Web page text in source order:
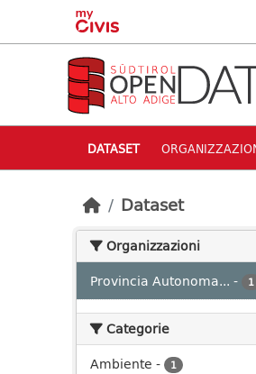
Skip to main content
DATASET
Dataset
Organizzazioni
Provincia Autonoma... - 1
Categorie
Ambiente - 1